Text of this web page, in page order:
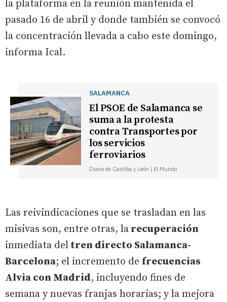
la plataforma en la reunión mantenida el
pasado 16 de abril y donde también se convocó
la concentración llevada a cabo este domingo,
informa Ical.
SALAMANCA
El PSOE de Salamanca se
suma a la protesta
contra Transportes por
los servicios
ferroviarios
Diario de Castilla y León | El Mundo
Las reivindicaciones que se trasladan en las
misivas son, entre otras, la recuperación
inmediata del tren directo Salamanca-
Barcelona; el incremento de frecuencias
Alvia con Madrid, incluyendo fines de
semana y nuevas franjas horarias; y la mejora